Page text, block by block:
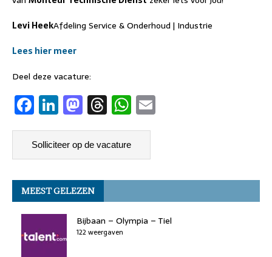
Levi HeekAfdeling Service & Onderhoud | Industrie
Lees hier meer
Deel deze vacature:
F
a
c
e
b
o
o
k
Li
n
k
e
dI
n
M
a
st
o
d
o
n
T
h
re
a
d
s
W
h
s
A
p
p
MEEST GELEZEN
Bijbaan – Olympia – Tiel
122 weergaven